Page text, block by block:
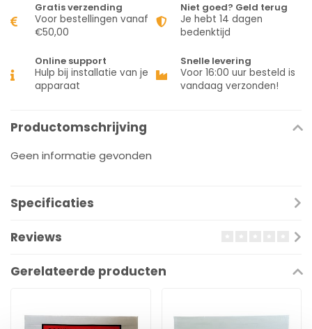
Gratis verzending
Voor bestellingen vanaf
€50,00
Niet goed? Geld terug
Je hebt 14 dagen
bedenktijd
Online support
Hulp bij installatie van je
apparaat
Snelle levering
Voor 16:00 uur besteld is
vandaag verzonden!
Productomschrijving
Geen informatie gevonden
Specificaties
Reviews
Gerelateerde producten